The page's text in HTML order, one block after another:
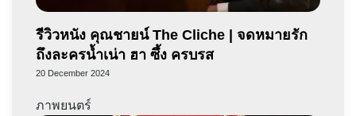
รีวิวหนัง คุณชายน์ The Cliche | จดหมายรัก
ถึงละครน้ำเน่า ฮา ซึ้ง ครบรส
20 December 2024
ภาพยนตร์